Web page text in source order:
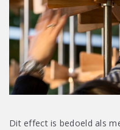
Dit effect is bedoeld als